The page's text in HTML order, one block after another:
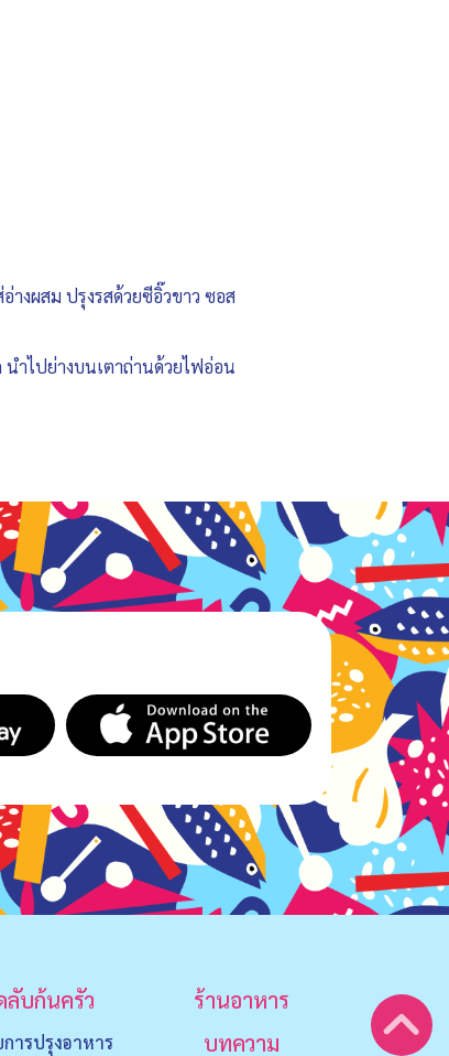
างผสม ปรุงรสด้วยซีอิ๊วขาว ซอส
นำไปย่างบนเตาถ่านด้วยไฟอ่อน
ลับก้นครัว
ารปรุงอาหาร
ร้านอาหาร
บทความ